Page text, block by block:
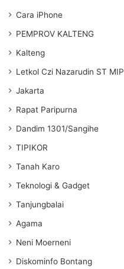
Cara iPhone
PEMPROV KALTENG
Kalteng
Letkol Czi Nazarudin ST MIP
Jakarta
Rapat Paripurna
Dandim 1301/Sangihe
TIPIKOR
Tanah Karo
Teknologi & Gadget
Tanjungbalai
Agama
Neni Moerneni
Diskominfo Bontang